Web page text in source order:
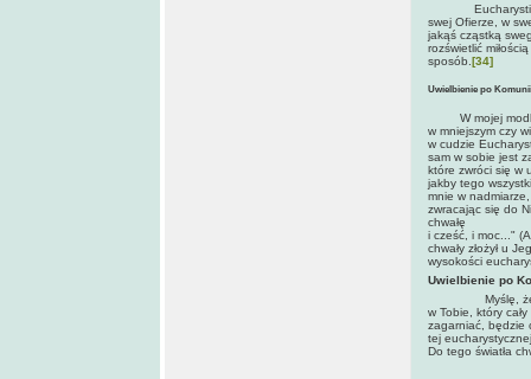
Eucharystia,
swej Ofierze, w
jakąś cząstką
rozświetlić
sposób. [34]
Uwielbienie po
W mojej
w mniejszym czy
w cudzie
sam w sobie jest
które zwróci się w
jakby tego
mnie w
zwracając się do
chwałę
i cześć, i moc..."
chwały złożył u
wysokości
Uwielbienie po
Myślę, że
w Tobie, który
zagarniać, będzie
tej
Do tego światła